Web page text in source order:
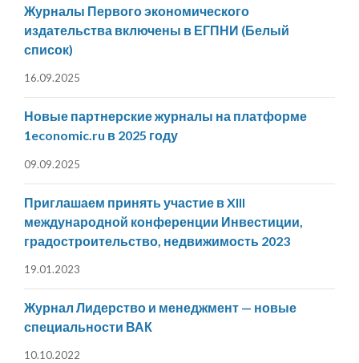
Журналы Первого экономического
издательства включены в ЕГПНИ (Белый
список)
16.09.2025
Новые партнерские журналы на платформе
1economic.ru в 2025 году
09.09.2025
Приглашаем принять участие в XIII
международной конференции Инвестиции,
градостроительство, недвижимость 2023
19.01.2023
Журнал Лидерство и менеджмент — новые
специальности ВАК
10.10.2022